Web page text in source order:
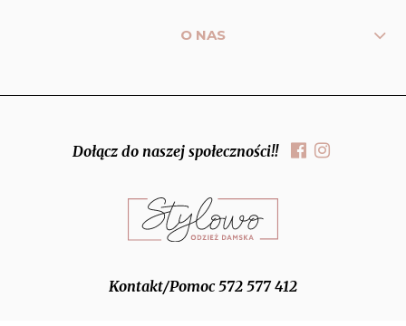
O NAS
Dołącz do naszej społeczności!!
Kontakt/Pomoc 572 577 412